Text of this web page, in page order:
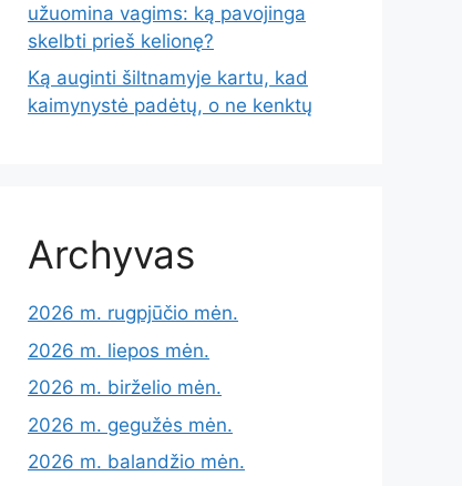
užuomina vagims: ką pavojinga
skelbti prieš kelionę?
Ką auginti šiltnamyje kartu, kad
kaimynystė padėtų, o ne kenktų
Archyvas
2026 m. rugpjūčio mėn.
2026 m. liepos mėn.
2026 m. birželio mėn.
2026 m. gegužės mėn.
2026 m. balandžio mėn.